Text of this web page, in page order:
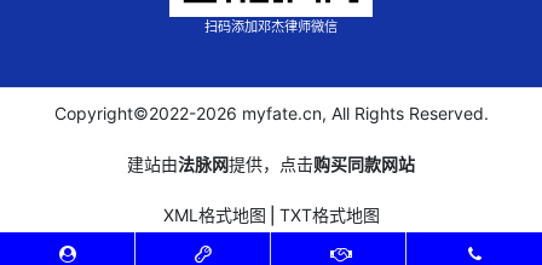
扫码添加邓杰律师微信
Copyright©2022-2026 myfate.cn, All Rights Reserved.
建站由法脉网提供，点击购买同款网站
XML格式地图 TXT格式地图